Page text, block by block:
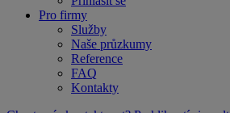
Pro firmy
Služby
Naše průzkumy
Reference
FAQ
Kontakty